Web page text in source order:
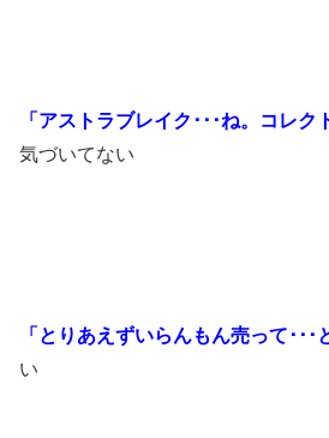
「アストラブレイク･･･ね。コレク
気づいてない
「とりあえずいらんもん売って･･
い